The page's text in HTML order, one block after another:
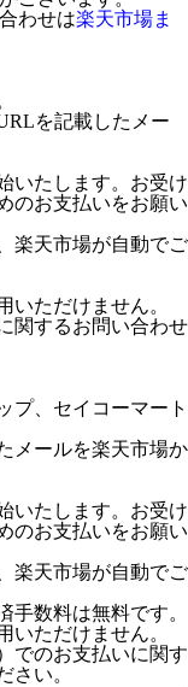
わせは楽天市場ま
を記載したメー
いたします。お受け
のお支払いをお願い
楽天市場が自動でご
ただけません。
関するお問い合わせ
プ、セイコーマート
メールを楽天市場か
いたします。お受け
のお支払いをお願い
楽天市場が自動でご
手数料は無料です。
ただけません。
でのお支払いに関す
さい。